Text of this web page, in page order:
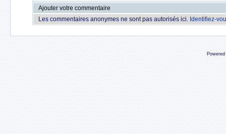
Ajouter votre commentaire
Les commentaires anonymes ne sont pas autorisés ici. Identifiez-